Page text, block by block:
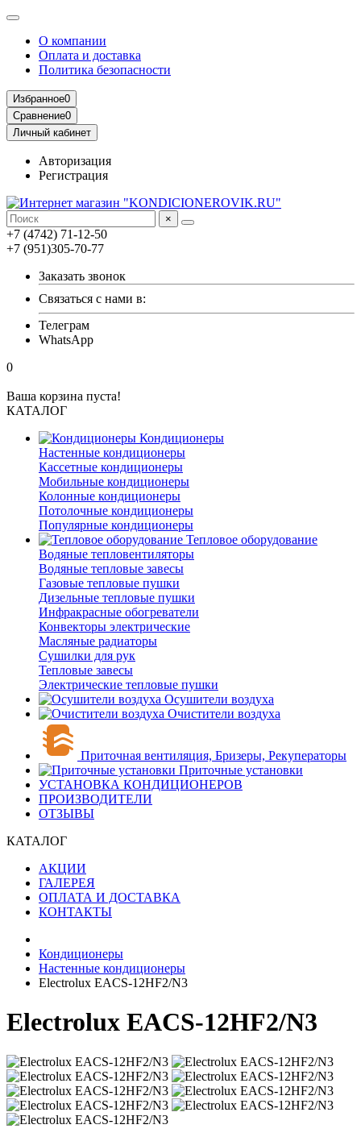
О компании
Оплата и доставка
Политика безопасности
Избранное0
Сравнение0
Личный кабинет
Авторизация
Регистрация
×
+7 (4742) 71-12-50
+7 (951)305-70-77
Заказать звонок
Связаться с нами в:
Телеграм
WhatsApp
0
Ваша корзина пуста!
КАТАЛОГ
Кондиционеры
Настенные кондиционеры
Кассетные кондиционеры
Мобильные кондиционеры
Колонные кондиционеры
Потолочные кондиционеры
Популярные кондиционеры
Тепловое оборудование
Водяные тепловентиляторы
Водяные тепловые завесы
Газовые тепловые пушки
Дизельные тепловые пушки
Инфракрасные обогреватели
Конвекторы электрические
Масляные радиаторы
Сушилки для рук
Тепловые завесы
Электрические тепловые пушки
Осушители воздуха
Очистители воздуха
Приточная вентиляция, Бризеры, Рекуператоры
Приточные установки
УСТАНОВКА КОНДИЦИОНЕРОВ
ПРОИЗВОДИТЕЛИ
ОТЗЫВЫ
КАТАЛОГ
АКЦИИ
ГАЛЕРЕЯ
ОПЛАТА И ДОСТАВКА
КОНТАКТЫ
Кондиционеры
Настенные кондиционеры
Electrolux EACS-12HF2/N3
Electrolux EACS-12HF2/N3